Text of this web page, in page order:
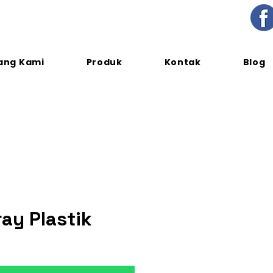
Kami Produk Kontak Blog
Plastik